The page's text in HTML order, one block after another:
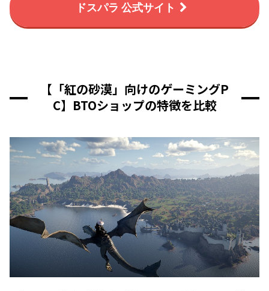
ドスパラ 公式サイト
【「紅の砂漠」向けのゲーミングP
C】BTOショップの特徴を比較